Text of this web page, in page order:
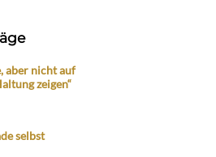
aber nicht auf
zeigen“
selbst